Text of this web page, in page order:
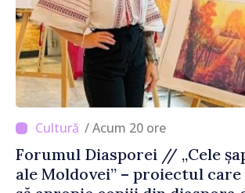
/ Acum 20 ore
Forumul Diasporei // „Cele
ale Moldovei” – proiectul